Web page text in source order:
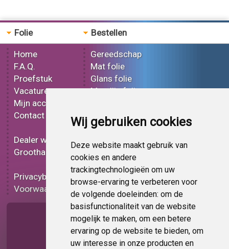
Wij gebruiken cookies
Deze website maakt gebruik van
cookies en andere
trackingtechnologieën om uw
browse-ervaring te verbeteren voor
de volgende doeleinden: om de
basisfunctionaliteit van de website
mogelijk te maken, om een betere
ervaring op de website te bieden, om
uw interesse in onze producten en
Folie
Home
F.A.Q.
Proefstuk
Vacatures
Mijn account
Contact
Dealer worden
Groothandel
Privacybeleid
Voorwaarden
Bestellen
Gereedschap
Mat folie
Glans folie
Metallic folie
Effect folie
Bedrukt folie
Carbon folie
Tint folie
Functionele folie
Folie korting
Op bestelling
Pagina delen